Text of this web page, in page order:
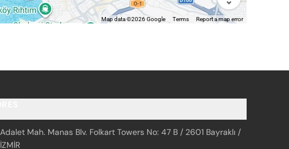
Map data ©2026 Google Terms Report a map error
Adalet Mah. Manas Blv. Folkart Towers No: 47 B / 2601 Bayraklı /
İZMİR